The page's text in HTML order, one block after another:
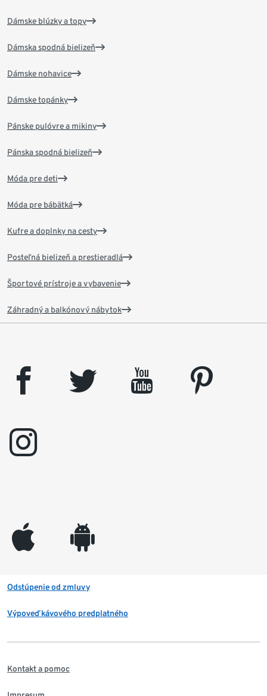
Dámske blúzky a topy
Dámska spodná bielizeň
Dámske nohavice
Dámske topánky
Pánske pulóvre a mikiny
Pánska spodná bielizeň
Móda pre deti
Móda pre bábätká
Kufre a doplnky na cesty
Posteľná bielizeň a prestieradlá
Športové prístroje a vybavenie
Záhradný a balkónový nábytok
facebook twitter youtube
pinterest
instagram
appleinc android
Odstúpenie od zmluvy
Výpoveď kávového predplatného
Kontakt a pomoc